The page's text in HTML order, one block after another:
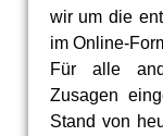
wir um die
im Online-
Für alle
Zusagen
Stand von